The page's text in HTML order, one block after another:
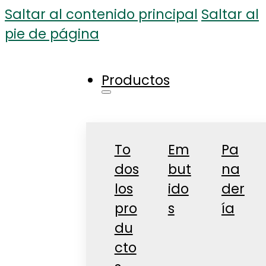
Saltar al contenido principal Saltar al
pie de página
Productos
To
dos
los
pro
du
cto
Em
but
ido
s
Pa
na
der
ía